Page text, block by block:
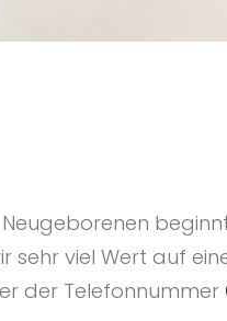
sehr viel Wert auf
der Telefonnummer